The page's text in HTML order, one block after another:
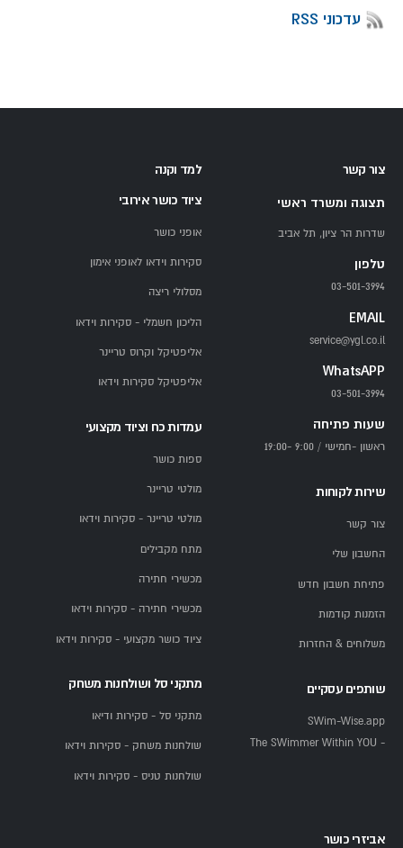
עדכוני RSS
צור קשר
תצוגה ומשרד ראשי
שדרות הר ציון, תל אביב
טלפון
03-501-3994
EMAIL
service@ygl.co.il
WhatsAPP
03-501-3994
שעות פתיחה
ראשון -חמישי / 9:00 -19:00
שירות לקוחות
צור קשר
החשבון שלי
פתיחת חשבון חדש
הזמנות קודמות
משלוחים & החזרות
שותפים עסקיים
SWim-Wise.app
- The SWimmer Within YOU
למד וקנה
ציוד כושר אירובי
אופני כושר
סקירות וידאו לאופני אימון
מסלולי ריצה
הליכון חשמלי - סקירות וידאו
אליפטיקל וקרוס טריינר
אליפטיקל סקירות וידאו
עמדות כח וציוד מקצועי
ספות כושר
מולטי טריינר
מולטי טריינר - סקירות וידאו
מתח מקבילים
מכשירי חתירה
מכשירי חתירה - סקירות וידאו
ציוד כושר מקצועי - סקירות וידאו
מתקני סל ושולחנות משחק
מתקני סל - סקירות ודיאו
שולחנות משחק - סקירות וידאו
שולחנות טניס - סקירות וידאו
אביזרי כושר